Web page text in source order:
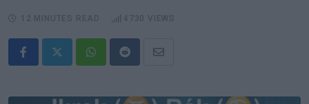
WhatsappRedditShare
Email